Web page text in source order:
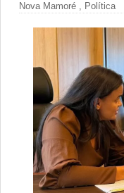
Nova Mamoré , Política